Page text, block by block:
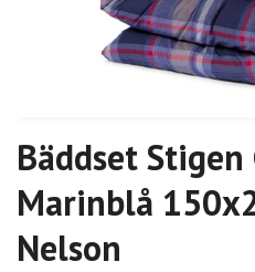
Bäddset
Marinblå
Nelson